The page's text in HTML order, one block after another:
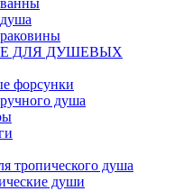
ДЛЯ ДУШЕВЫХ
форсунки
душа
тропического душа
души